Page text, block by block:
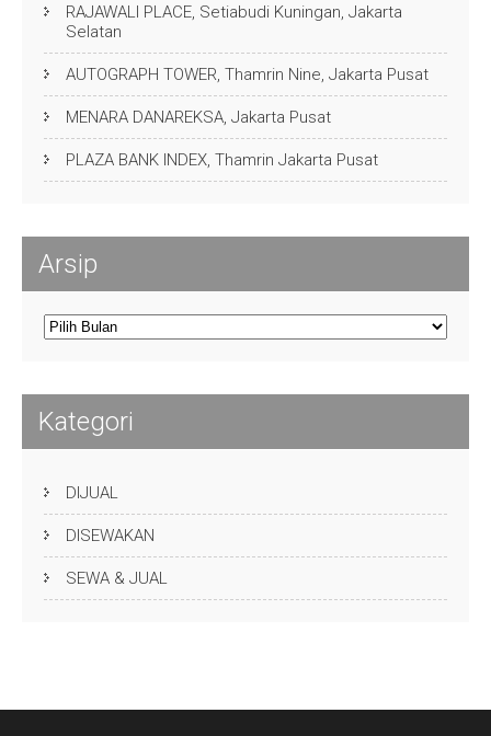
RAJAWALI PLACE, Setiabudi Kuningan, Jakarta
Selatan
AUTOGRAPH TOWER, Thamrin Nine, Jakarta Pusat
MENARA DANAREKSA, Jakarta Pusat
PLAZA BANK INDEX, Thamrin Jakarta Pusat
Arsip
Arsip
Kategori
DIJUAL
DISEWAKAN
SEWA & JUAL